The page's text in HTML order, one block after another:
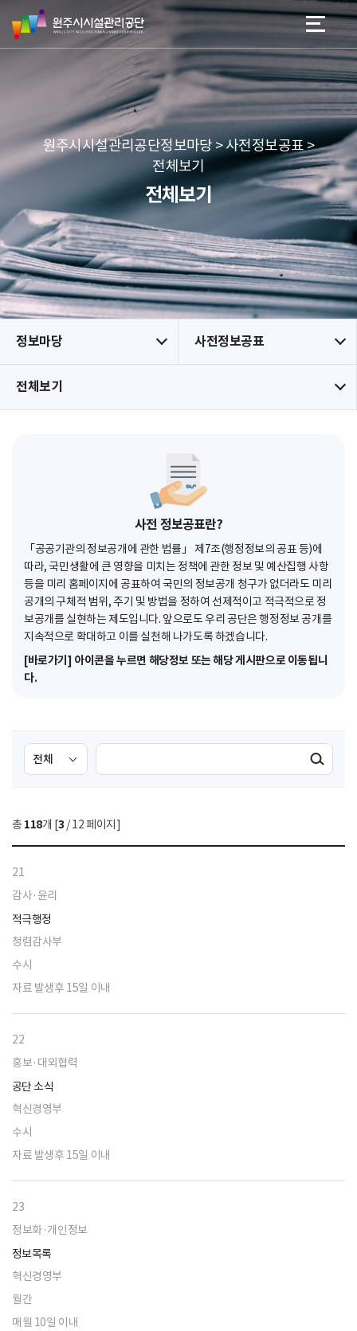
네
본문 바로가기
메뉴 바로가기
원
주
시
리
공
단
원주시시설관리공단정보마당 > 사전정보공표 >
전체보기
전체보기
정보마당 사전정보공표
전체보기
사전 정보공표란?
「공공기관의 정보공개에 관한 법률」 제7조(행정정보의 공표 등)에
따라, 국민생활에 큰 영향을 미치는 정책에 관한 정보 및 예산집행 사항
등을 미리 홈페이지에 공표하여 국민의 정보공개 청구가 없더라도 미리
공개의 구체적 범위, 주기 및 방법을 정하여 선제적이고 적극적으로 정
보공개를 실현하는 제도입니다. 앞으로도 우리 공단은 행정정보 공개를
지속적으로 확대하고 이를 실천해 나가도록 하겠습니다.
[바로가기] 아이콘을 누르면 해당정보 또는 해당 게시판으로 이동됩니
다.
검
색
선
택
색
검색실행
총 118개 [3 / 12 페이지]
21
감사·윤리
적극행정
청렴감사부
수시
자료 발생후 15일 이내
22
홍보·대외협력
공단 소식
혁신경영부
수시
자료 발생후 15일 이내
23
정보화·개인정보
정보목록
혁신경영부
월간
매월 10일 이내